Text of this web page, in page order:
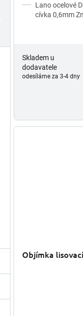
Lano ocelové
cívka 0,6mm Zn
Skladem u
dodavatele
odesíláme za 3-4 dny
Objímka